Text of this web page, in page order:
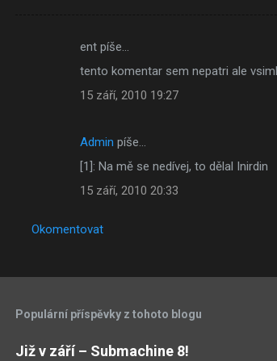
e
ent píše…
tento komentar sem nepatri ale
15 září, 2010 19:27
Admin píše…
[1]: Na mě se nedívej, to dělal Inirdin
15 září, 2010 20:33
Okomentovat
Populární příspěvky z tohoto blogu
Již v září – Submachine 8!